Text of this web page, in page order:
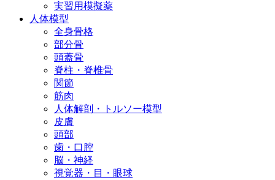
実習用模擬薬
人体模型
全身骨格
部分骨
頭蓋骨
脊柱・脊椎骨
関節
筋肉
人体解剖・トルソー模型
皮膚
頭部
歯・口腔
脳・神経
視覚器・目・眼球